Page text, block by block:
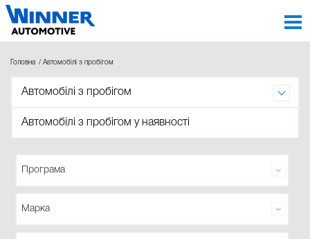
Головна Автомобілі з пробігом
Автомобілі з пробігом
Автомобілі з пробігом у наявності
Автомобілі з пробігом